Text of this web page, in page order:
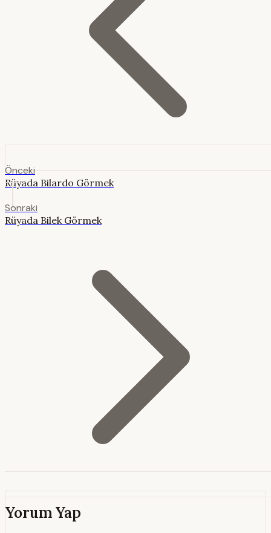
Önceki
Rüyada Bilardo Görmek
Sonraki
Rüyada Bilek Görmek
Yorum Yap